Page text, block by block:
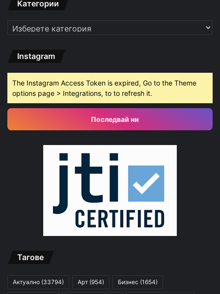
Категории
Категории
Instagram
The Instagram Access Token is expired, Go to the Theme
options page > Integrations, to to refresh it.
Последвай ни
Тагове
Актуално (33794) Арт (954) Бизнес (1654)